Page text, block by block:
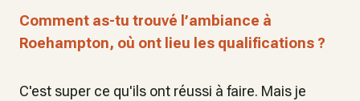
Comment as-tu trouvé l’ambiance à
Roehampton, où ont lieu les qualifications ?
C'est super ce qu'ils ont réussi à faire. Mais je